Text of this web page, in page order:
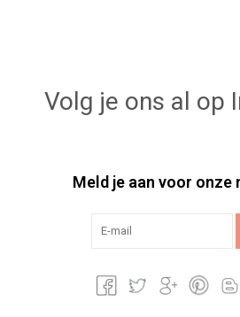
Volg je ons al op
Meld je aan voor onze